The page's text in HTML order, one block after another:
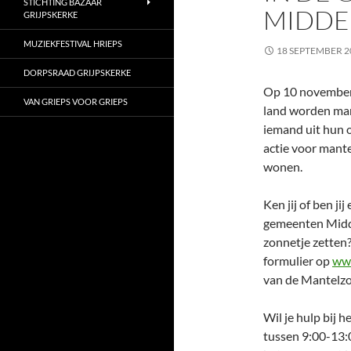
18 SEPTEMBER
Op 10
land worden
iemand uit hun
actie voor
wonen.
Ken jij of ben jij
gemeenten
zonnetje
formulier op
van de
Wil je hulp bij
tussen 9:00-
GRIJPSKERKE
MUZIEKFESTIVAL HRIEPS
DORPSRAAD GRIJPSKERKE
VAN GRIEPS VOOR GRIEPS